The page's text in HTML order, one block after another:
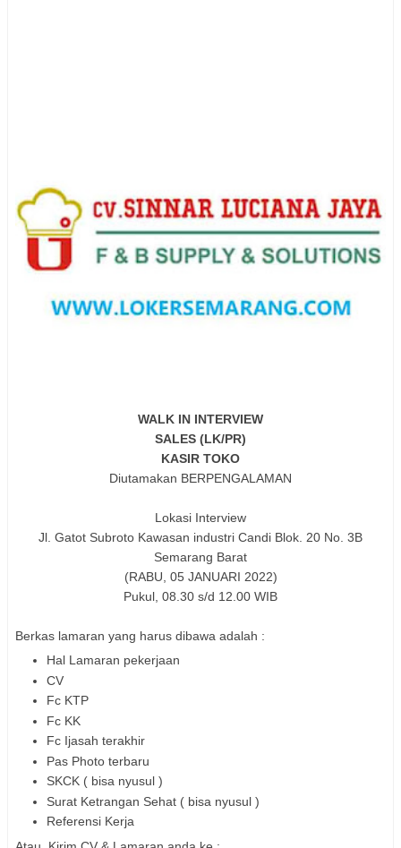
WALK IN INTERVIEW
SALES (LK/PR)
KASIR TOKO
Diutamakan BERPENGALAMAN
Lokasi Interview
Jl. Gatot Subroto Kawasan industri Candi Blok. 20 No. 3B
Semarang Barat
(RABU, 05 JANUARI 2022)
Pukul, 08.30 s/d 12.00 WIB
Berkas lamaran yang harus dibawa adalah :
Hal Lamaran pekerjaan
CV
Fc KTP
Fc KK
Fc Ijasah terakhir
Pas Photo terbaru
SKCK ( bisa nyusul )
Surat Ketrangan Sehat ( bisa nyusul )
Referensi Kerja